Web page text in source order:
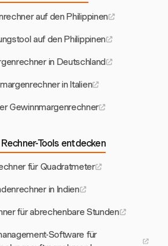
auf den Philippinen
auf den Philippinen
in Deutschland
in Italien
Gewinnmargenrechner
Tools entdecken
für Quadratmeter
in Indien
für abrechenbare Stunden
Software für